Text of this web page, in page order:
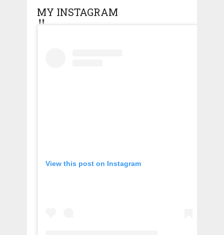
MY INSTAGRAM
View this post on Instagram